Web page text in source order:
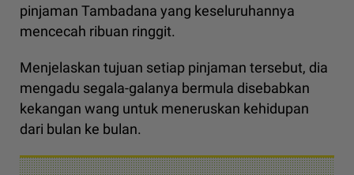
pinjaman Tambadana yang keseluruhannya
mencecah ribuan ringgit.
Menjelaskan tujuan setiap pinjaman tersebut, dia
mengadu segala-galanya bermula disebabkan
kekangan wang untuk meneruskan kehidupan
dari bulan ke bulan.